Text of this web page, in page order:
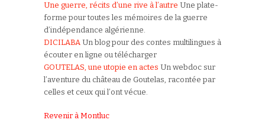
Une guerre, récits d’une rive à l’autre Une plate-
forme pour toutes les mémoires de la guerre
d’indépendance algérienne.
DICILABA Un blog pour des contes multilingues à
écouter en ligne ou télécharger
GOUTELAS, une utopie en actes Un webdoc sur
l’aventure du château de Goutelas, racontée par
celles et ceux qui l’ont vécue.
Revenir à Montluc